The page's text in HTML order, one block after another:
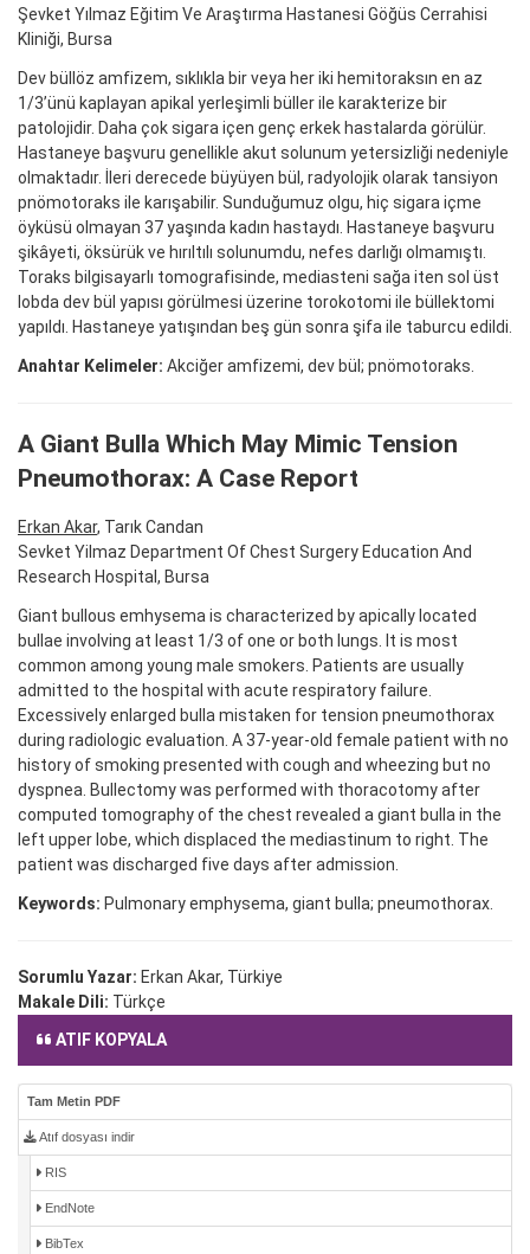
Şevket Yılmaz Eğitim Ve Araştırma Hastanesi Göğüs Cerrahisi
Kliniği, Bursa
Dev büllöz amfizem, sıklıkla bir veya her iki hemitoraksın en az
1/3’ünü kaplayan apikal yerleşimli büller ile karakterize bir
patolojidir. Daha çok sigara içen genç erkek hastalarda görülür.
Hastaneye başvuru genellikle akut solunum yetersizliği nedeniyle
olmaktadır. İleri derecede büyüyen bül, radyolojik olarak tansiyon
pnömotoraks ile karışabilir. Sunduğumuz olgu, hiç sigara içme
öyküsü olmayan 37 yaşında kadın hastaydı. Hastaneye başvuru
şikâyeti, öksürük ve hırıltılı solunumdu, nefes darlığı olmamıştı.
Toraks bilgisayarlı tomografisinde, mediasteni sağa iten sol üst
lobda dev bül yapısı görülmesi üzerine torokotomi ile büllektomi
yapıldı. Hastaneye yatışından beş gün sonra şifa ile taburcu edildi.
Anahtar Kelimeler: Akciğer amfizemi, dev bül; pnömotoraks.
A Giant Bulla Which May Mimic Tension
Pneumothorax: A Case Report
Erkan Akar, Tarık Candan
Sevket Yilmaz Department Of Chest Surgery Education And
Research Hospital, Bursa
Giant bullous emhysema is characterized by apically located
bullae involving at least 1/3 of one or both lungs. It is most
common among young male smokers. Patients are usually
admitted to the hospital with acute respiratory failure.
Excessively enlarged bulla mistaken for tension pneumothorax
during radiologic evaluation. A 37-year-old female patient with no
history of smoking presented with cough and wheezing but no
dyspnea. Bullectomy was performed with thoracotomy after
computed tomography of the chest revealed a giant bulla in the
left upper lobe, which displaced the mediastinum to right. The
patient was discharged five days after admission.
Keywords: Pulmonary emphysema, giant bulla; pneumothorax.
Sorumlu Yazar: Erkan Akar, Türkiye
Makale Dili: Türkçe
ATIF KOPYALA
Tam Metin PDF
Atıf dosyası indir
RIS
EndNote
BibTex